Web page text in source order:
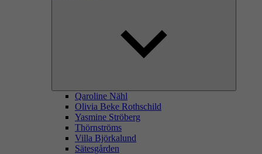
Qaroline Nähl
Olivia Beke Rothschild
Yasmine Ströberg
Thörnströms
Villa Björkalund
Sätesgården